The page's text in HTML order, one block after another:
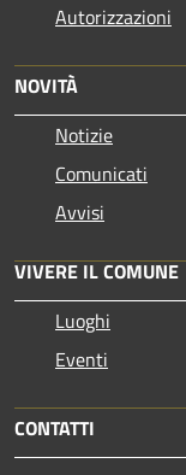
Autorizzazioni
NOVITÀ
Notizie
Comunicati
Avvisi
VIVERE IL COMUNE
Luoghi
Eventi
CONTATTI